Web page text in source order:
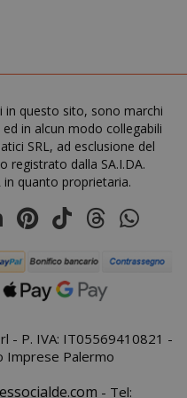
in questo sito, sono marchi
in alcun modo collegabili
SRL, ad esclusione del
registrato dalla SA.I.DA.
quanto proprietaria.
- P. IVA: IT05569410821 -
Imprese Palermo
- Tel:
Adobe Inc.